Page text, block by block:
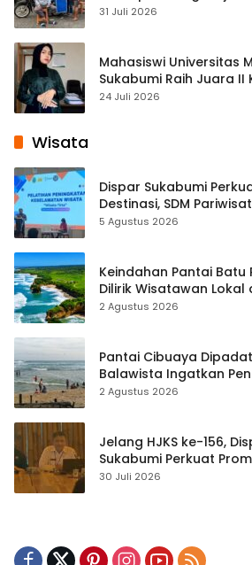
Cisaat
31 Juli 2026
Mahasiswi Universitas
Sukabumi Raih Juara II
Pembelajaran Digital
24 Juli 2026
Wisata
Dispar Sukabumi
Destinasi, SDM
hingga Teknik Evakuasi
5 Agustus 2026
Keindahan Pantai Batu
Dilirik Wisatawan Lokal
2 Agustus 2026
Pantai Cibuaya
Balawista Ingatkan
Waspada
2 Agustus 2026
Jelang HJKS ke-156,
Sukabumi Perkuat
Publikasi Digital
30 Juli 2026